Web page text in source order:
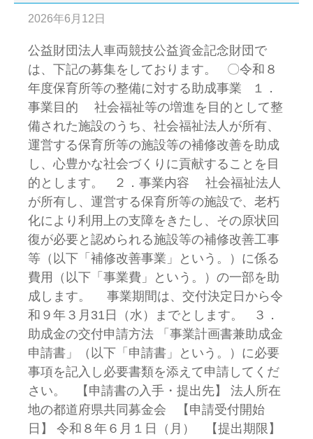
2026年6月12日
公益財団法人車両競技公益資金記念財団で
は、下記の募集をしております。 〇令和８
年度保育所等の整備に対する助成事業 １．
事業目的 社会福祉等の増進を目的として整
備された施設のうち、社会福祉法人が所有、
運営する保育所等の施設等の補修改善を助成
し、心豊かな社会づくりに貢献することを目
的とします。 ２．事業内容 社会福祉法人
が所有し、運営する保育所等の施設で、老朽
化により利用上の支障をきたし、その原状回
復が必要と認められる施設等の補修改善工事
等（以下「補修改善事業」という。）に係る
費用（以下「事業費」という。）の一部を助
成します。 事業期間は、交付決定日から令
和９年３月31日（水）までとします。 ３．
助成金の交付申請方法 「事業計画書兼助成金
申請書」（以下「申請書」という。）に必要
事項を記入し必要書類を添えて申請してくだ
さい。 【申請書の入手・提出先】 法人所在
地の都道府県共同募金会 【申請受付開始
日】 令和８年６月１日（月） 【提出期限】